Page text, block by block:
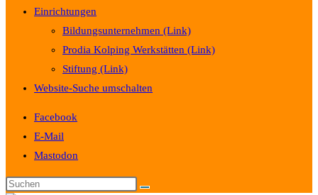
Einrichtungen
Bildungsunternehmen (Link)
Prodia Kolping Werkstätten (Link)
Stiftung (Link)
Website-Suche umschalten
Facebook
E-Mail
Mastodon